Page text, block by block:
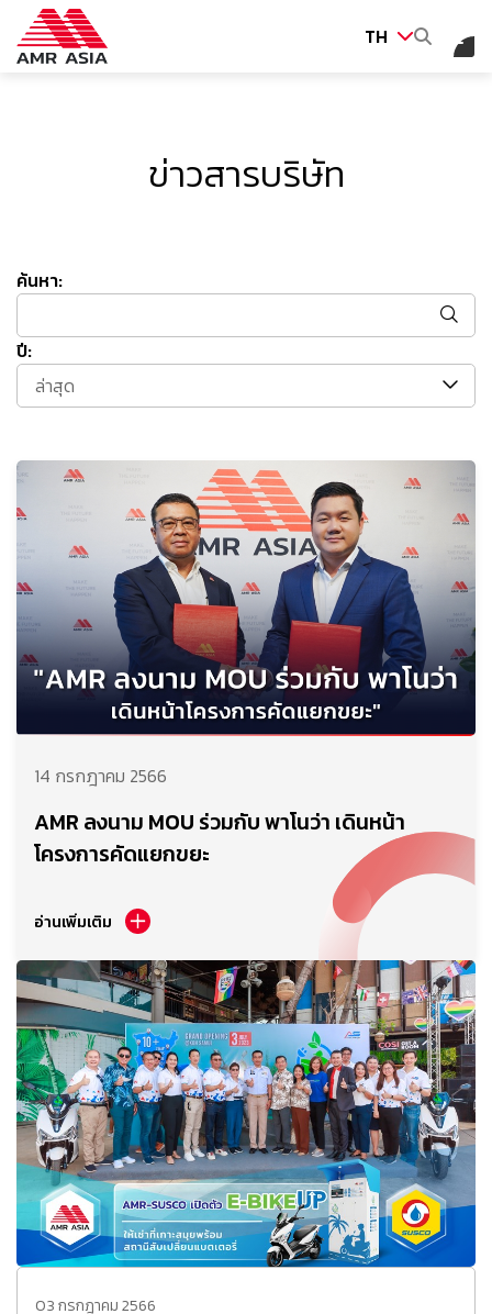
TH
ข่าวสารบริษัท
ค้นหา:
ปี:
ล่าสุด
14 กรกฎาคม 2566
AMR ลงนาม MOU ร่วมกับ พาโนว่า เดินหน้า
โครงการคัดแยกขยะ
อ่านเพิ่มเติม
03 กรกฎาคม 2566